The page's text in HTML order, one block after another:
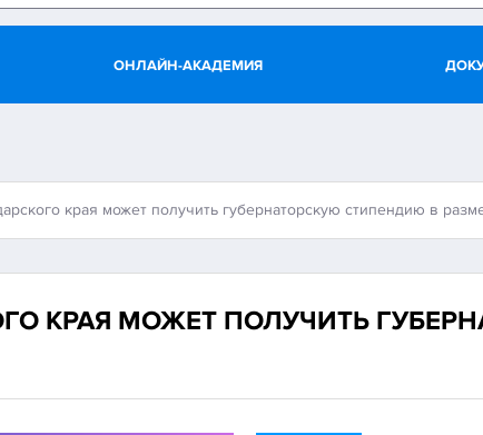
ОНЛАЙН-АКАДЕМИЯ
края может получить губернаторскую стипендию в
КРАЯ МОЖЕТ ПОЛУЧИТЬ